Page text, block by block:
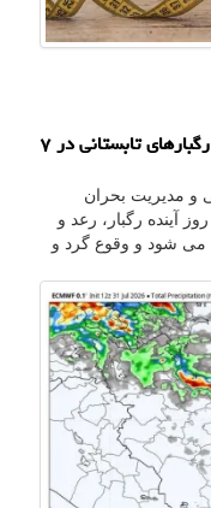
وضعیت هوای ۵ روز آینده کشور هشدار رگبارهای تابستانی در ۷
و مدیریت بحران
آینده رگبار، رعد و
پیشبینی می شود و وقوع گرد و